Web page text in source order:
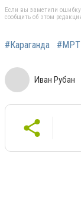
Если вы заметили
сообщить об этом
#Караганда #МРТ
Иван Рубан